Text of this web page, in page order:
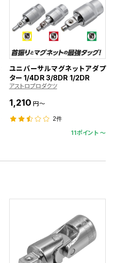
ユニバーサルマグネットアダプ
ター 1/4DR 3/8DR 1/2DR
アストロプロダクツ
1,210 円～
2件
11ポイント 〜